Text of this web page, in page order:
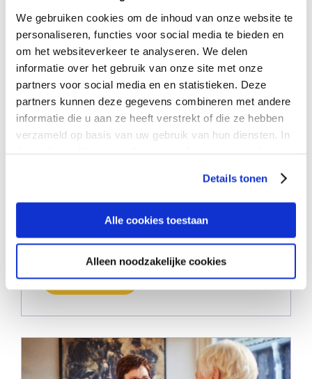
We gebruiken cookies om de inhoud van onze website te
personaliseren, functies voor social media te bieden en
om het websiteverkeer te analyseren. We delen
informatie over het gebruik van onze site met onze
partners voor social media en en statistieken. Deze
partners kunnen deze gegevens combineren met andere
informatie die u aan ze heeft verstrekt of die ze hebben
verzameld op basis van uw gebruik van hun diensten. In
aangeven voor welk soorten cookies u wel of geen
toestemming wilt geven. Het is mogelijk dat door het
uitschakelen van bepaalde soorten cookies de
functionaliteiten op de website niet (optimaal) werken. U
Details tonen
Alle cookies toestaan
Alleen noodzakelijke cookies
Onze wijkverpleegkundigen en verzorgenden
helpen u graag.
Lees meer